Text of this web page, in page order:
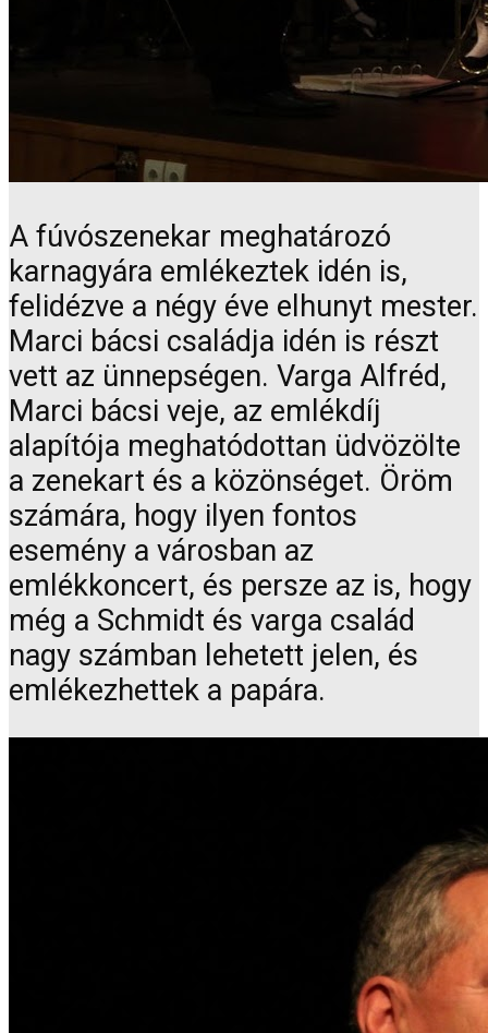
A fúvószenekar meghatározó
karnagyára emlékeztek idén is,
felidézve a négy éve elhunyt mester.
Marci bácsi családja idén is részt
vett az ünnepségen. Varga Alfréd,
Marci bácsi veje, az emlékdíj
alapítója meghatódottan üdvözölte
a zenekart és a közönséget. Öröm
számára, hogy ilyen fontos
esemény a városban az
emlékkoncert, és persze az is, hogy
még a Schmidt és varga család
nagy számban lehetett jelen, és
emlékezhettek a papára.